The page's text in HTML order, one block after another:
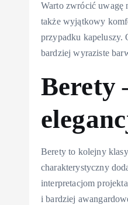
Warto zwrócić uwagę
także wyjątkowy
przypadku kapeluszy.
bardziej wyraziste
Berety
Berety to kolejny
charakterystyczny
interpretacjom
i bardziej